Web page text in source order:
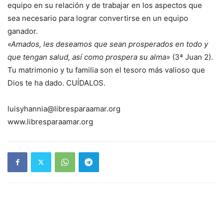
equipo en su relación y de trabajar en los aspectos que
sea necesario para lograr convertirse en un equipo
ganador.
«Amados, les deseamos que sean prosperados en todo y
que tengan salud, así como prospera su alma» (3ª Juan 2).
Tu matrimonio y tu familia son el tesoro más valioso que
Dios te ha dado. CUÍDALOS.
luisyhannia@libresparaamar.org
www.libresparaamar.org